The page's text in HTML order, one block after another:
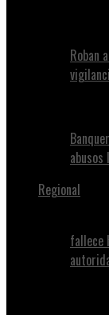
Roban
abusos
Regional
fallece